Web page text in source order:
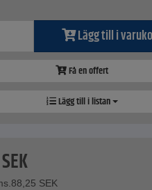
Lägg till i
Få en offert
Lägg till i listan
SEK
88,25 SEK